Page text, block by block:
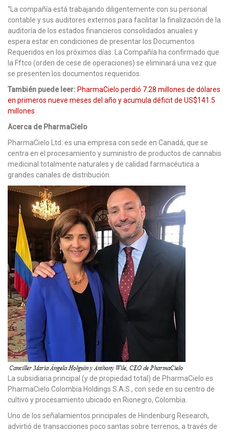
“La compañía está trabajando diligentemente con su personal
contable y sus auditores externos para facilitar la finalización de la
auditoría de los estados financieros consolidados anuales y
espera estar en condiciones de presentar los Documentos
Requeridos en los próximos días. La Compañía ha confirmado que
la Fftco (orden de cese de operaciones) se eliminará una vez que
se presenten los documentos requeridos.
También puede leer: PharmaCielo perdió 7.28 millones de dólares
en primeros nueve meses del año y acumula déficit de US$141.5
millones
Acerca de PharmaCielo
PharmaCielo Ltd. es una empresa con sede en Canadá, que se
centra en el procesamiento y suministro de productos de cannabis
medicinal totalmente naturales y de calidad farmacéutica a
grandes canales de distribución.
La subsidiaria principal (y de propiedad total) de PharmaCielo es
PharmaCielo Colombia Holdings S.A.S., con sede en su centro de
cultivo y procesamiento ubicado en Rionegro, Colombia.
Uno de los señalamientos principales de Hindenburg Research,
advirtió de transacciones poco santas sobre terrenos, a través de